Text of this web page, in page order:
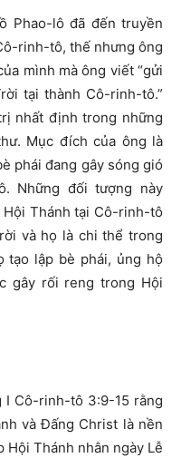
Phao-lô đã đến truyền
rinh-tô, thế nhưng ông
mình mà ông viết “gửi
tại thành Cô-rinh-tô.”
nhất định trong những
Mục đích của ông là
phái đang gây sóng gió
Những đối tượng này
Thánh tại Cô-rinh-tô
và họ là chi thể trong
tạo lập bè phái, ủng hộ
gây rối reng trong Hội
I Cô-rinh-tô 3:9-15 rằng
và Đấng Christ là nền
Hội Thánh nhân ngày Lễ